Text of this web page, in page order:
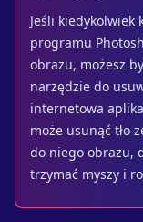
Jeśli kiedykolwiek
programu
obrazu, możesz
narzędzie do
internetowa
może usunąć tło
do niego obrazu,
trzymać myszy i